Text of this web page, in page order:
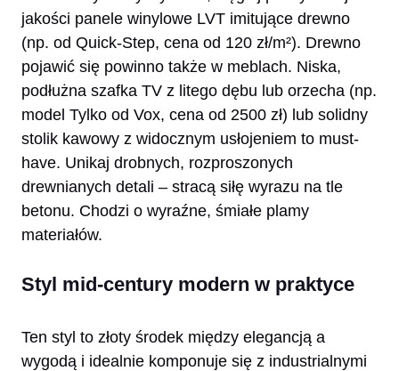
jakości panele winylowe LVT imitujące drewno
(np. od Quick-Step, cena od 120 zł/m²). Drewno
pojawić się powinno także w meblach. Niska,
podłużna szafka TV z litego dębu lub orzecha (np.
model Tylko od Vox, cena od 2500 zł) lub solidny
stolik kawowy z widocznym usłojeniem to must-
have. Unikaj drobnych, rozproszonych
drewnianych detali – stracą siłę wyrazu na tle
betonu. Chodzi o wyraźne, śmiałe plamy
materiałów.
Styl mid-century modern w praktyce
Ten styl to złoty środek między elegancją a
wygodą i idealnie komponuje się z industrialnymi